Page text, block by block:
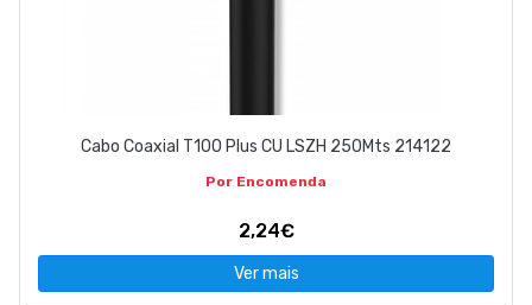
Cabo Coaxial T100 Plus CU LSZH 250Mts 214122
Por Encomenda
2,24€
Ver mais